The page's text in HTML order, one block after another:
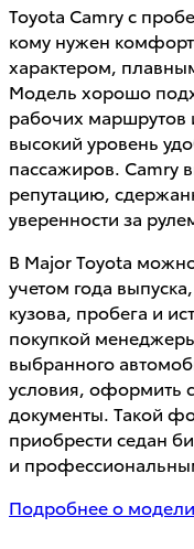
Toyota Camry с
кому нужен
характером,
Модель хорошо
рабочих маршрутов
высокий уровень
пассажиров. Camry
репутацию,
уверенности за
В Major Toyota
учетом года
кузова, пробега и
покупкой
выбранного
условия, оформить
документы. Такой
приобрести седан
и
Подробнее о модели